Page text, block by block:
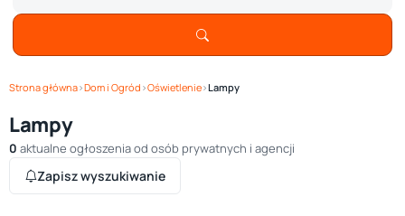
Strona główna›Dom i Ogród ›Oświetlenie›Lampy
Lampy
0 aktualne ogłoszenia od osób prywatnych i agencji
Zapisz wyszukiwanie